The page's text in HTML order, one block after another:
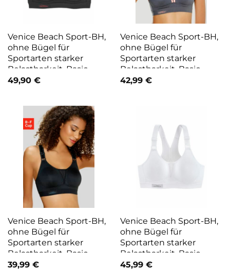
Venice Beach Sport-BH,
ohne Bügel für
Sportarten starker
Belastbarkeit, Basic
Dessous orange
49,90 €
Venice Beach Sport-BH,
ohne Bügel für
Sportarten starker
Belastbarkeit, Basic
Dessous pink
42,99 €
Venice Beach Sport-BH,
ohne Bügel für
Sportarten starker
Belastbarkeit, Basic
Dessous schwarz
39,99 €
Venice Beach Sport-BH,
ohne Bügel für
Sportarten starker
Belastbarkeit, Basic
Dessous weiß
45,99 €